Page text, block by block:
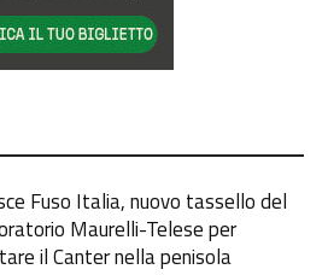
Fuso Italia, nuovo tassello del
Maurelli-Telese per
il Canter nella penisola